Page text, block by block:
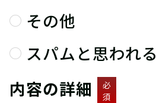
その他
スパムと思われる
内容の詳細
必
須